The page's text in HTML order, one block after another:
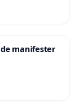
manifester